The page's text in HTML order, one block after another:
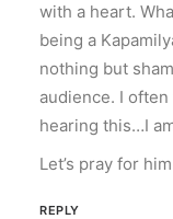
with a heart.
being a
nothing but
audience. I
hearing this…I
Let’s pray for
REPLY